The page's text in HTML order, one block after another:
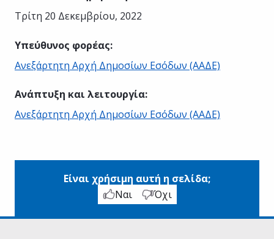
Τρίτη 20 Δεκεμβρίου, 2022
Υπεύθυνος φορέας:
Ανεξάρτητη Αρχή Δημοσίων Εσόδων (ΑΑΔΕ)
Ανάπτυξη και λειτουργία:
Ανεξάρτητη Αρχή Δημοσίων Εσόδων (ΑΑΔΕ)
Είναι χρήσιμη αυτή η σελίδα;
Ναι
Όχι